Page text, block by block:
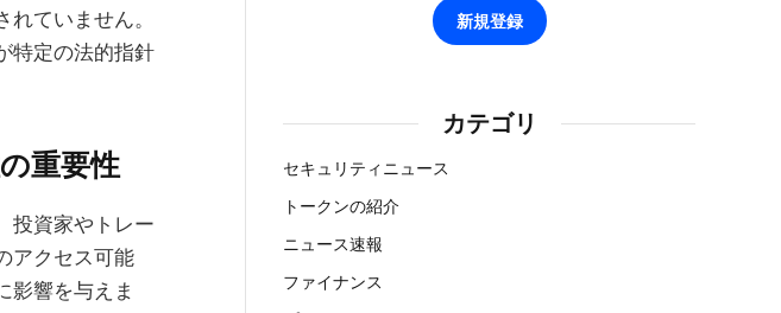
ていません。
特定の法的指針
重要性
投資家やトレー
アクセス可能
影響を与えま
新規登録
カテゴリ
セキュリティニュース
トークンの紹介
ニュース速報
ファイナンス